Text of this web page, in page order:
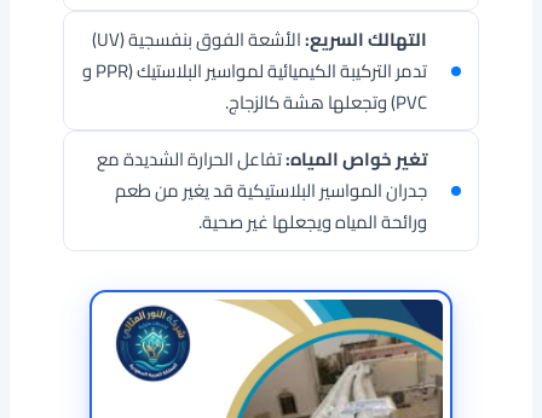
التهالك السريع:
الأشعة الفوق بنفسجية (UV)
تدمر التركيبة الكيميائية لمواسير البلاستيك (PPR و
PVC) وتجعلها هشة كالزجاج.
تغير خواص المياه:تفاعل الحرارة الشديدة مع
جدران المواسير البلاستيكية قد يغير من طعم
ورائحة المياه ويجعلها غير صحية.